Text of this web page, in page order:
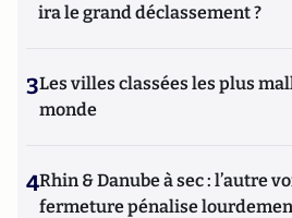
ira le grand déclassement ?
3Les villes classées les plus
monde
4Rhin & Danube à sec : l’autre
fermeture pénalise